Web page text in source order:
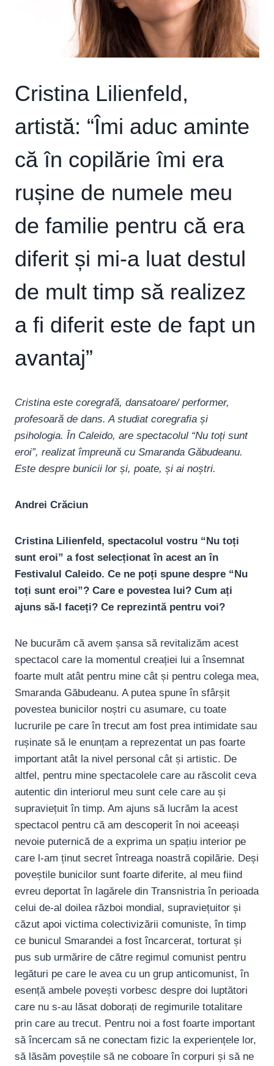
Cristina Lilienfeld,
artistă: “Îmi aduc aminte
că în copilărie îmi era
rușine de numele meu
de familie pentru că era
diferit și mi-a luat destul
de mult timp să realizez
a fi diferit este de fapt un
avantaj”
Cristina este coregrafă, dansatoare/ performer,
profesoară de dans. A studiat coregrafia și
psihologia. În Caleido, are spectacolul “Nu toți sunt
eroi”, realizat împreună cu Smaranda Găbudeanu.
Este despre bunicii lor și, poate, și ai noștri.
Andrei Crăciun
Cristina Lilienfeld, spectacolul vostru “Nu toți
sunt eroi” a fost selecționat în acest an în
Festivalul Caleido. Ce ne poți spune despre “Nu
toți sunt eroi”? Care e povestea lui? Cum ați
ajuns să-l faceți? Ce reprezintă pentru voi?
Ne bucurăm că avem șansa să revitalizăm acest
spectacol care la momentul creației lui a însemnat
foarte mult atât pentru mine cât și pentru colega mea,
Smaranda Găbudeanu. A putea spune în sfârșit
povestea bunicilor noștri cu asumare, cu toate
lucrurile pe care în trecut am fost prea intimidate sau
rușinate să le enunțam a reprezentat un pas foarte
important atât la nivel personal cât și artistic. De
altfel, pentru mine spectacolele care au răscolit ceva
autentic din interiorul meu sunt cele care au și
supraviețuit în timp. Am ajuns să lucrăm la acest
spectacol pentru că am descoperit în noi aceeași
nevoie puternică de a exprima un spațiu interior pe
care l-am ținut secret întreaga noastră copilărie. Deși
poveștile bunicilor sunt foarte diferite, al meu fiind
evreu deportat în lagărele din Transnistria în perioada
celui de-al doilea război mondial, supraviețuitor și
căzut apoi victima colectivizării comuniste, în timp
ce bunicul Smarandei a fost încarcerat, torturat și
pus sub urmărire de către regimul comunist pentru
legături pe care le avea cu un grup anticomunist, în
esență ambele povești vorbesc despre doi luptători
care nu s-au lăsat doborați de regimurile totalitare
prin care au trecut. Pentru noi a fost foarte important
să încercam să ne conectam fizic la experiențele lor,
să lăsăm poveștile să ne coboare în corpuri și să ne